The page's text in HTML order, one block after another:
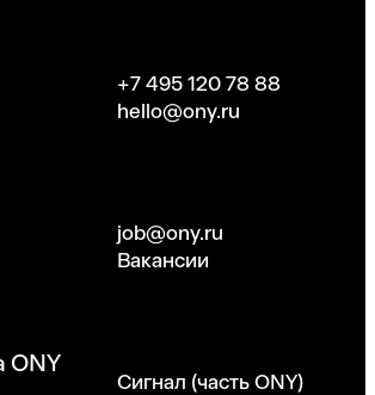
+7 495 120 78 88
hello@ony.ru
job@ony.ru
Вакансии
ONY
Сигнал (часть ONY)